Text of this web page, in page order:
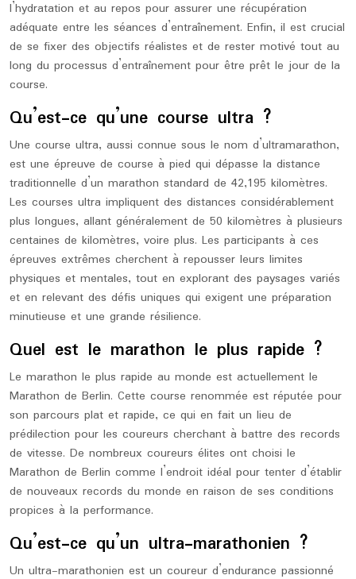
l’hydratation et au repos pour assurer une récupération
adéquate entre les séances d’entraînement. Enfin, il est crucial
de se fixer des objectifs réalistes et de rester motivé tout au
long du processus d’entraînement pour être prêt le jour de la
course.
Qu’est-ce qu’une course ultra ?
Une course ultra, aussi connue sous le nom d’ultramarathon,
est une épreuve de course à pied qui dépasse la distance
traditionnelle d’un marathon standard de 42,195 kilomètres.
Les courses ultra impliquent des distances considérablement
plus longues, allant généralement de 50 kilomètres à plusieurs
centaines de kilomètres, voire plus. Les participants à ces
épreuves extrêmes cherchent à repousser leurs limites
physiques et mentales, tout en explorant des paysages variés
et en relevant des défis uniques qui exigent une préparation
minutieuse et une grande résilience.
Quel est le marathon le plus rapide ?
Le marathon le plus rapide au monde est actuellement le
Marathon de Berlin. Cette course renommée est réputée pour
son parcours plat et rapide, ce qui en fait un lieu de
prédilection pour les coureurs cherchant à battre des records
de vitesse. De nombreux coureurs élites ont choisi le
Marathon de Berlin comme l’endroit idéal pour tenter d’établir
de nouveaux records du monde en raison de ses conditions
propices à la performance.
Qu’est-ce qu’un ultra-marathonien ?
Un ultra-marathonien est un coureur d’endurance passionné